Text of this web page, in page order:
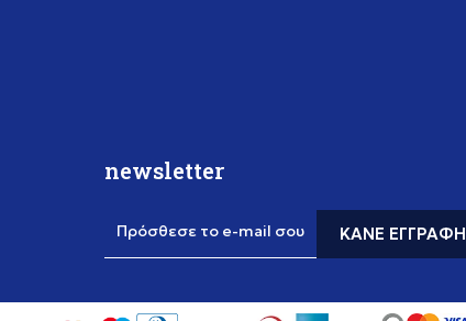
newsletter
Πρόσθεσε το e-mail σου ΚΆΝΕ ΕΓΓΡΑΦΉ